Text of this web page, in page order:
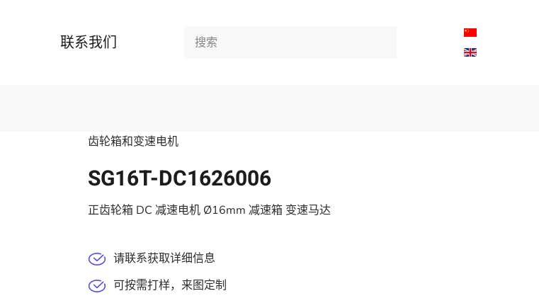
联系我们
齿轮箱和变速电机
SG16T-DC1626006
正齿轮箱 DC 减速电机 Ø16mm 减速箱 变速马达
请联系获取详细信息
可按需打样，来图定制